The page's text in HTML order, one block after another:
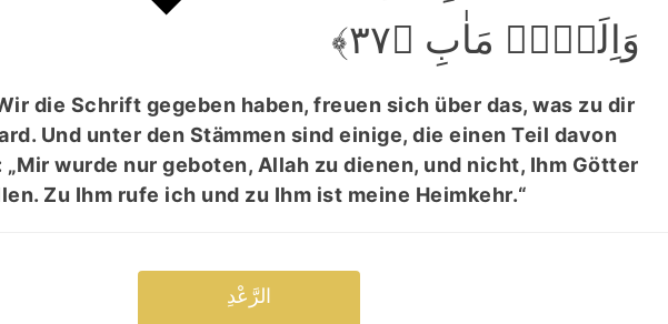
وَاِلَیۡہِ مَاٰبِ ﴿۳۷﴾
die Schrift gegeben haben, freuen sich über das, was zu dir
Und unter den Stämmen sind einige, die einen Teil davon
wurde nur geboten, Allah zu dienen, und nicht, Ihm Götter
Zu Ihm rufe ich und zu Ihm ist meine Heimkehr.“
الرَّعْدِ